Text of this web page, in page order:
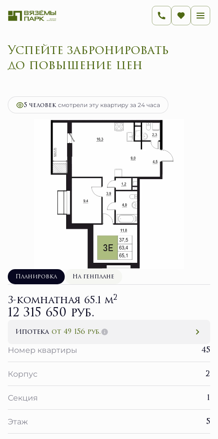
Успейте забронировать
до повышение цен
3-комнатная65.1 м2
5 человексмотрели эту квартиру за 24 часа
Планировка На генплане
3-комнатная 65.1 м2
12 315 650 руб.
Ипотека от 49 156 руб.
Номер квартиры
45
Корпус 2
Секция 1
Этаж 5